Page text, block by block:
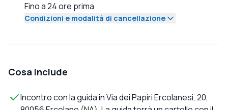
Fino a 24 ore prima
Condizioni e modalità di cancellazione
Cosa include
Incontro con la guida in Via dei Papiri Ercolanesi, 20,